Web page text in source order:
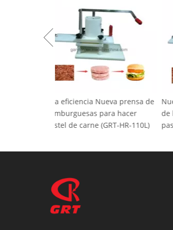
Alta eficiencia Nueva prensa de
hamburguesas para hacer
pastel de carne (GRT-HR-110L)